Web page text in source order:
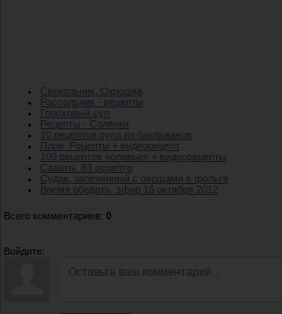
Свекольник, Окрошка
Рассольник - рецепты
Гороховый суп
Рецепты - Солянки
10 рецептов супа из баклажанов
Плов. Рецепты + видеорецепт
100 рецептов «оливье» + видеорецепты
Салаты. 63 рецепта
Судак, запеченный с овощами в фольге
Время обедать. эфир 16 октября 2012
Всего комментариев: 0
Войдите: